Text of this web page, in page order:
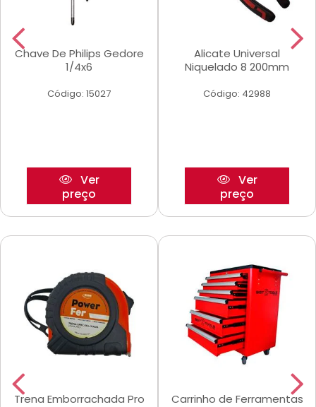
Chave De Philips Gedore
1/4x6
Código: 15027
Ver
preço
Alicate Universal
Niquelado 8 200mm
Código: 42988
Ver
preço
Trena Emborrachada Pro
Carrinho de Ferramentas